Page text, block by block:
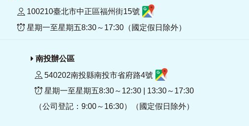
100210臺北市中正區福州街15號
星期一至星期五8:30～17:30（國定假日除外）
南投辦公區
540202南投縣南投市省府路4號
星期一至星期五8:30～12:30 | 13:30～17:30
（公司登記：9:00～16:30）（國定假日除外）